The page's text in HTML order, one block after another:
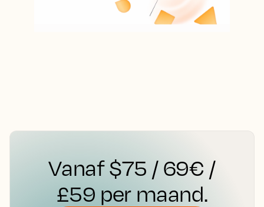
Vanaf $75 / 69€ /
£59 per maand.